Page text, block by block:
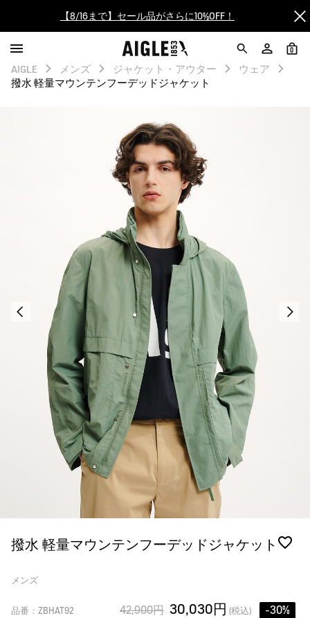
【最大50%OFF】FINAL SALEがスタート！
ログイン/会員登録で送料＆返品無料
AIGLE CLUB ポイントサービス終了のお知らせ
【8/16まで】セール品がさらに10%OFF！
【最大50%OFF】FINAL SALEがスタート！
ログイン/会員登録で送料＆返品無料
AIGLE CLUB ポイントサービス終了のお知らせ
0
AIGLE メンズ ジャケット・アウター
ウェア
撥水 軽量マウンテンフーデッドジャケット
撥水 軽量マウンテンフーデッドジャケット
メンズ
品番：ZBHAT92 42,900円 30,030円 (税込) -30%